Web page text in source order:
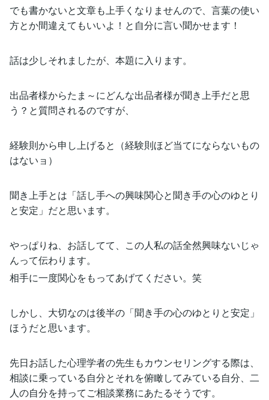
でも書かないと文章も上手くなりませんので、言葉の使い
方とか間違えてもいいよ！と自分に言い聞かせます！
話は少しそれましたが、本題に入ります。
出品者様からたま～にどんな出品者様が聞き上手だと思
う？と質問されるのですが、
経験則から申し上げると（経験則ほど当てにならないもの
はないョ）
聞き上手とは「話し手への興味関心と聞き手の心のゆとり
と安定」だと思います。
やっぱりね、お話してて、この人私の話全然興味ないじゃ
んって伝わります。
相手に一度関心をもってあげてください。笑
しかし、大切なのは後半の「聞き手の心のゆとりと安定」
ほうだと思います。
先日お話した心理学者の先生もカウンセリングする際は、
相談に乗っている自分とそれを俯瞰してみている自分、二
人の自分を持ってご相談業務にあたるそうです。